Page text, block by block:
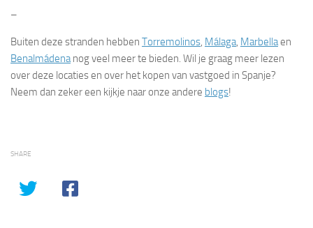
–
Buiten deze stranden hebben Torremolinos, Málaga, Marbellaen
Benalmádenanog veel meer te bieden. Wil je graag meer lezen
over deze locaties en over het kopen van vastgoed in Spanje?
Neem dan zeker een kijkje naar onze andere blogs!
SHARE